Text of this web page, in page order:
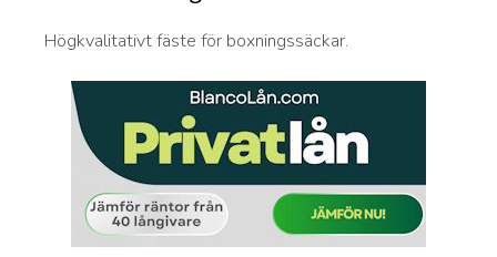
Högkvalitativt fäste för boxningssäckar.